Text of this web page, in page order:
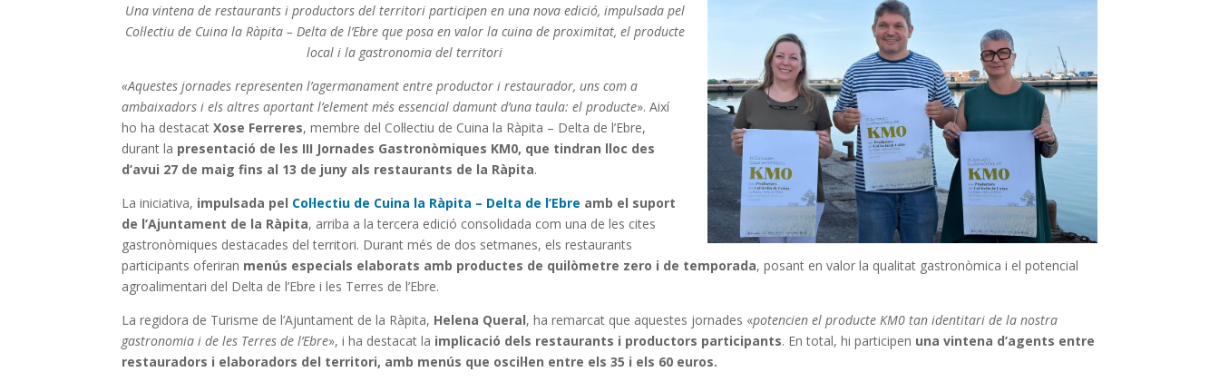
Una vintena de restaurants i productors del territori participen en una nova edició, impulsada pel
Col·lectiu de Cuina la Ràpita – Delta de l’Ebre que posa en valor la cuina de proximitat, el producte
local i la gastronomia del territori
«Aquestes jornades representen l’agermanament entre productor i restaurador, uns com a
ambaixadors i els altres aportant l’element més essencial damunt d’una taula: el producte». Així
ho ha destacatXose Ferreres, membre del Col·lectiu de Cuina la Ràpita – Delta de l’Ebre,
durant la presentació de les III Jornades Gastronòmiques KM0, que tindran lloc des
d’avui 27 de maig fins al 13 de juny als restaurants de la Ràpita.
La iniciativa, impulsada pel Col·lectiu de Cuina la Ràpita – Delta de l’Ebre amb el suport
de l’Ajuntament de la Ràpita, arriba a la tercera edició consolidada com una de les cites
gastronòmiques destacades del territori. Durant més de dos setmanes, els restaurants
participants oferiran menús especials elaborats amb productes de quilòmetre zero i de temporada, posant en valor la qualitat gastronòmica i el potencial
agroalimentari del Delta de l’Ebre i les Terres de l’Ebre.
La regidora de Turisme de l’Ajuntament de la Ràpita, Helena Queral, ha remarcat que aquestes jornades «potencien el producte KM0 tan identitari de la nostra
gastronomia i de les Terres de l’Ebre», i ha destacat la implicació dels restaurants i productors participants. En total, hi participen una vintena d’agents entre
restauradors i elaboradors del territori, amb menús que oscil·len entre els 35 i els 60 euros.